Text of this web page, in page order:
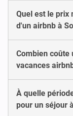
Quel est le prix
d'un airbnb à
Combien coûte
vacances
À quelle
pour un séjour